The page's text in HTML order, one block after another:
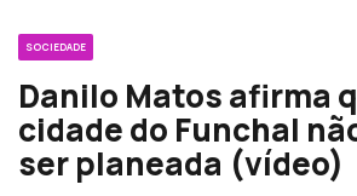
SOCIEDADE
Danilo Matos afirma
cidade do Funchal
ser planeada (vídeo)